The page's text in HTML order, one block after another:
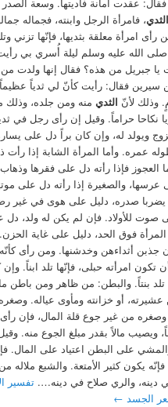
الثدي، فامرأة الرجل وابنته، فجماله
امرأة معلقة بثديها، فإنّها تزني
صلى الله عليه وسلم ليلة أُسري بي
يا جبريل من هذه؟ فقال إنها ولدت
سيرين فقال: رأيت كأنّ لي ثدياً عظيماً
وذلك لأنّ الثدي منه ومن جلده، وذلك
نكاحا حراماً. وقيل إن رأى رجل في
ويولد له، وإن كان براً دل على
عمره. وأما المرأة الشابة إذا رأت
العجوز فإذا رأته دل على فقرها وذهاب
عرسها، والصغيرة إذا رأته دل على
صدره، دليل على هوى في غير رضا
صوت للأولاد. فإن لم يكن له ولد، دل
فوق الحد، دليل على غاية الحزن.
جذبن أثداءهن وخدشنها. ومن رأى كأنّه
تكون امرأته حبلى، فإنّها تلد ابناً.
تلد بنتاً. والبطن: من ظاهر ومن باطن
عشيرته، أو خزانته ومأوى عياله.
وصغره من غير جوع قلة المال، فإن رأى
ويصيب مالاً بقدر مبلغ الجوع منه.
والمشي على البطن اعتياد على المال.
يكون كثير الأمتعة. والشبع ملاله
دينه، والري صلاح في دينه….تفسير
الجسد ←